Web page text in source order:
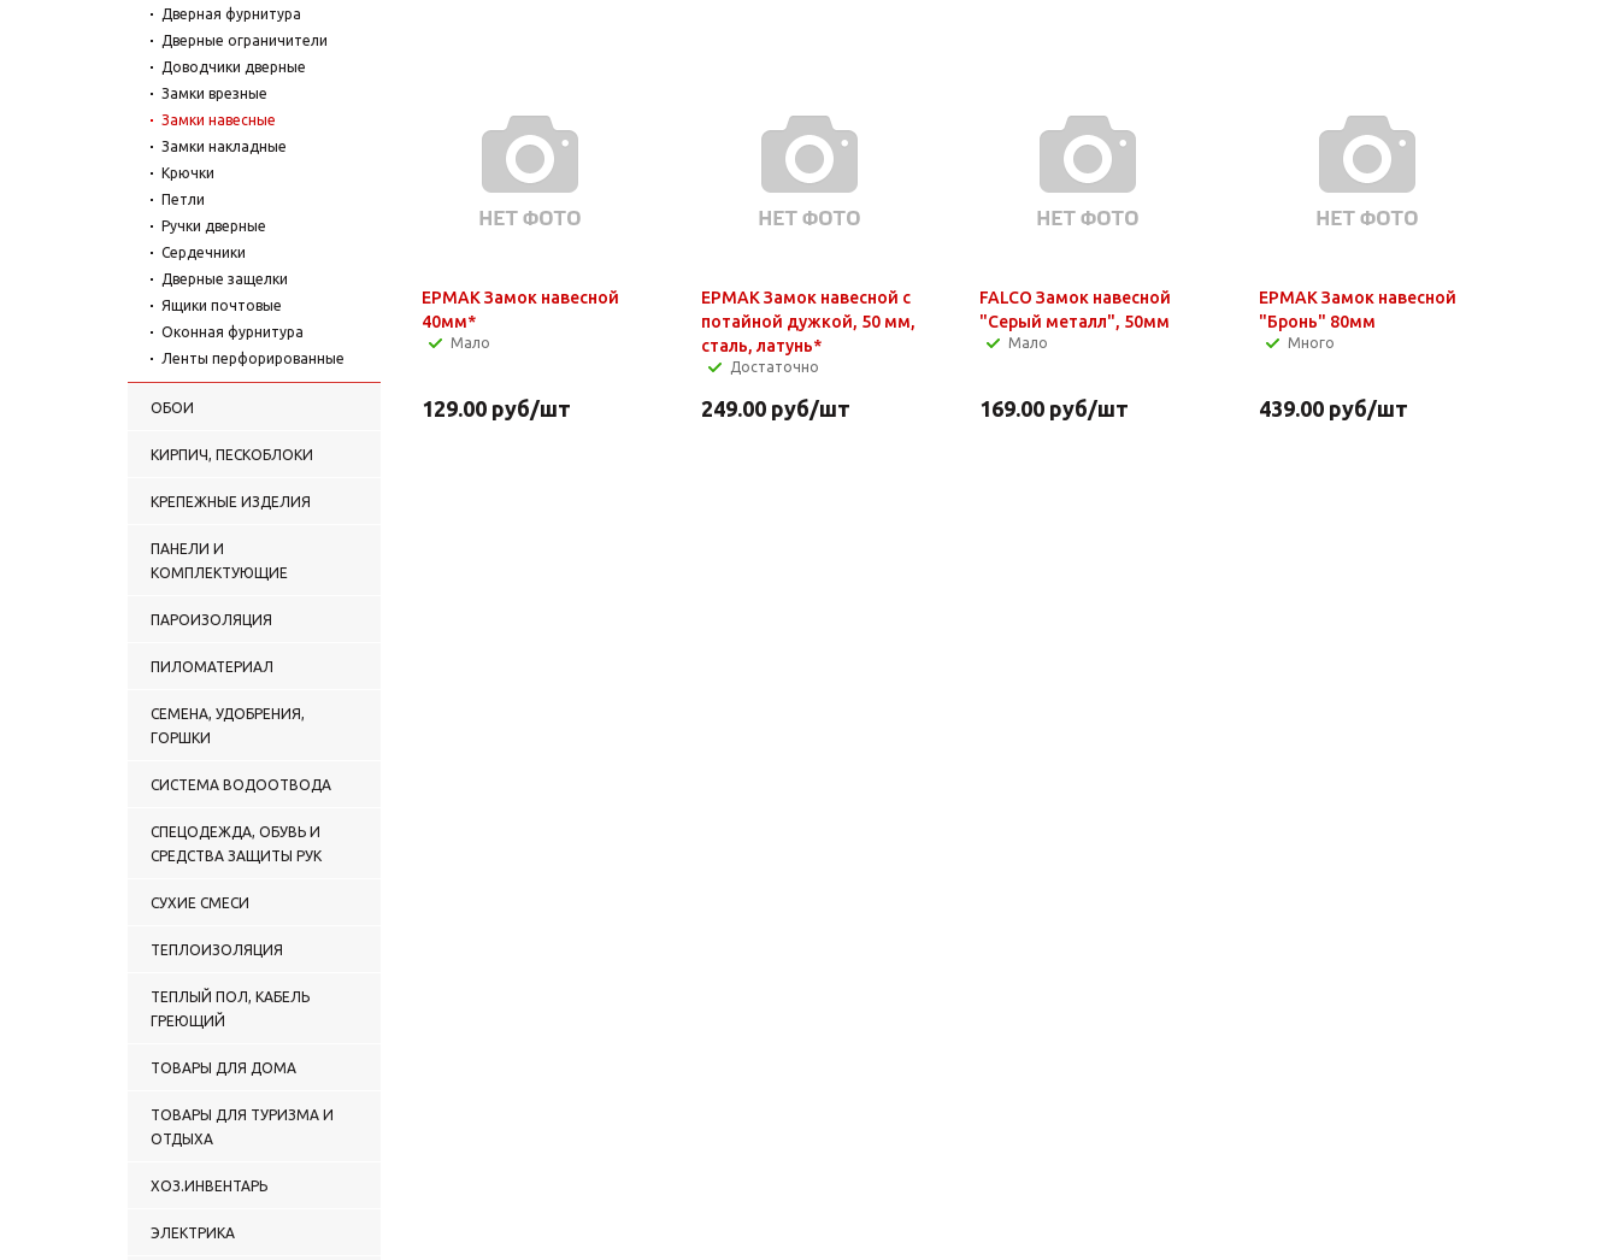
Дверная фурнитура
Дверные ограничители
Доводчики дверные
Замки врезные
Замки навесные
Замки накладные
Крючки
Петли
Ручки дверные
Сердечники
Дверные защелки
Ящики почтовые
Оконная фурнитура
Ленты перфорированные
ОБОИ
КИРПИЧ, ПЕСКОБЛОКИ
КРЕПЕЖНЫЕ ИЗДЕЛИЯ
ПАНЕЛИ И
КОМПЛЕКТУЮЩИЕ
ПАРОИЗОЛЯЦИЯ
ПИЛОМАТЕРИАЛ
СЕМЕНА, УДОБРЕНИЯ,
ГОРШКИ
СИСТЕМА ВОДООТВОДА
СПЕЦОДЕЖДА, ОБУВЬ И
СРЕДСТВА ЗАЩИТЫ РУК
СУХИЕ СМЕСИ
ТЕПЛОИЗОЛЯЦИЯ
ТЕПЛЫЙ ПОЛ, КАБЕЛЬ
ГРЕЮЩИЙ
ТОВАРЫ ДЛЯ ДОМА
ТОВАРЫ ДЛЯ ТУРИЗМА И
ОТДЫХА
ХОЗ.ИНВЕНТАРЬ
ЭЛЕКТРИКА
ЕРМАК Замок навесной
40мм*
Мало
129.00 руб/шт
ЕРМАК Замок навесной с
потайной дужкой, 50 мм,
сталь, латунь*
Достаточно
249.00руб/шт
FALCO Замок навесной
"Серый металл", 50мм
Мало
169.00 руб/шт
ЕРМАК Замок навесной
"Бронь" 80мм
Много
439.00руб/шт